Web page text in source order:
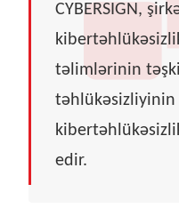
CYBERSIGN,
təlimlərinin
edir.